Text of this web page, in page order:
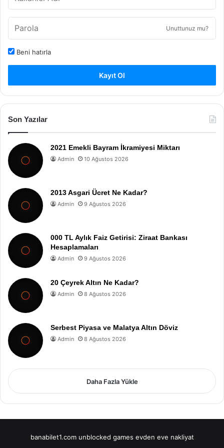
Unuttunuz mu?
Beni hatırla
Kayıt Ol
Son Yazılar
2021 Emekli Bayram İkramiyesi Miktarı
Admin 10 Ağustos 2026
2013 Asgari Ücret Ne Kadar?
Admin 9 Ağustos 2026
000 TL Aylık Faiz Getirisi: Ziraat Bankası
Hesaplamaları
Admin 9 Ağustos 2026
20 Çeyrek Altın Ne Kadar?
Admin 8 Ağustos 2026
Serbest Piyasa ve Malatya Altın Döviz
Admin 8 Ağustos 2026
Daha Fazla Yükle
banabilet1.com unblocked games evden eve nakliyat